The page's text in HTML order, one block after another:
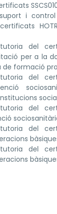
i
del
per a la
de formació
del
del
del
del